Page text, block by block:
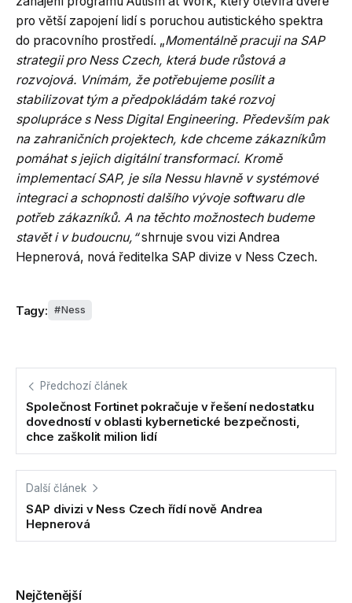
pro větší zapojení lidí s poruchou autistického spektra
do pracovního prostředí. „Momentálně pracuji na SAP
strategii pro Ness Czech, která bude růstová a
rozvojová. Vnímám, že potřebujeme posílit a
stabilizovat tým a předpokládám také rozvoj
spolupráce s Ness Digital Engineering. Především pak
na zahraničních projektech, kde chceme zákazníkům
pomáhat s jejich digitální transformací. Kromě
implementací SAP, je síla Nessu hlavně v systémové
integraci a schopnosti dalšího vývoje softwaru dle
potřeb zákazníků. A na těchto možnostech budeme
stavět i v budoucnu,“shrnuje svou vizi Andrea
Hepnerová, nová ředitelka SAP divize v Ness Czech.
Tagy: Ness
Předchozí článek
Společnost Fortinet pokračuje v řešení nedostatku
dovedností v oblasti kybernetické bezpečnosti,
chce zaškolit milion lidí
Další článek
SAP divizi v Ness Czech řídí nově Andrea
Hepnerová
Nejčtenější